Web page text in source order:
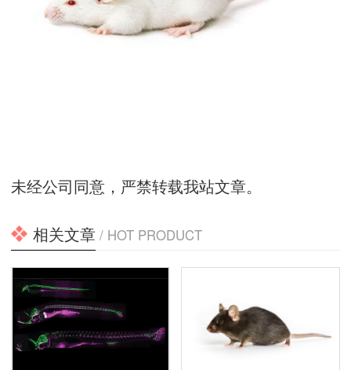
未经公司同意，严禁转载我站文章。
相关文章 / HOT PRODUCT